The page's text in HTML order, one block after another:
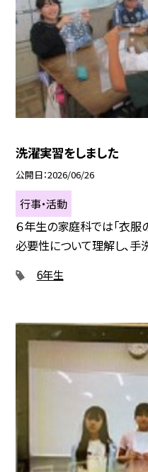
洗濯実習をしました
公開日 2026/06/26
行事・活動
６年生の家庭科では「衣服
必要性について理解し、手
6年生